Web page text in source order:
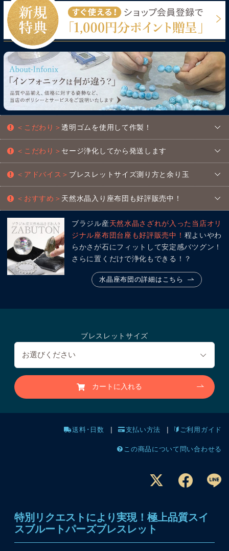
＜こだわり＞透明ゴムを使用して作製！
＜こだわり＞ セージ浄化してから発送します
＜アドバイス＞ ブレスレットサイズ測り方と余り玉
＜おすすめ＞ 天然水晶入り座布団も好評販売中！
ブラジル産天然水晶さざれが入った当店オリ
ジナル座布団台座も好評販売中！ 程よいやわ
らかさが石にフィットして安定感バツグン！
さらに置くだけで浄化もできる！？
水晶座布団の詳細はこちら
ブレスレットサイズ
カートに入れる
送料･日数 支払い方法 ご利用ガイド
この商品について問い合わせる
特別リクエストにより実現！極上品質スイ
スブルートパーズブレスレット